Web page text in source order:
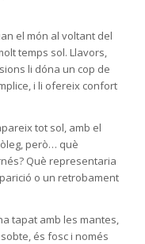
el món al voltant del
temps sol. Llavors,
li dóna un cop de
i li ofereix confort
tot sol, amb el
però… què
Què representaria
o un retrobament
tapat amb les mantes,
és fosc i només